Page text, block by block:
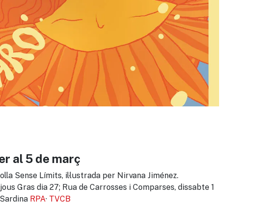
al 5 de març
Sense Límits, il·lustrada per Nirvana Jiménez.
Gras dia 27; Rua de Carrosses i Comparses, dissabte 1
RPA· TVCB